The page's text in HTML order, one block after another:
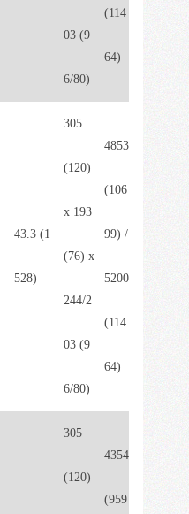
03 (9
6/80)
(114
64)
43.3 (1
528)
305
(120)
x 193
(76) x
244/2
03 (9
6/80)
4853
(106
99) /
5200
(114
64)
305
(120)
4354
(959